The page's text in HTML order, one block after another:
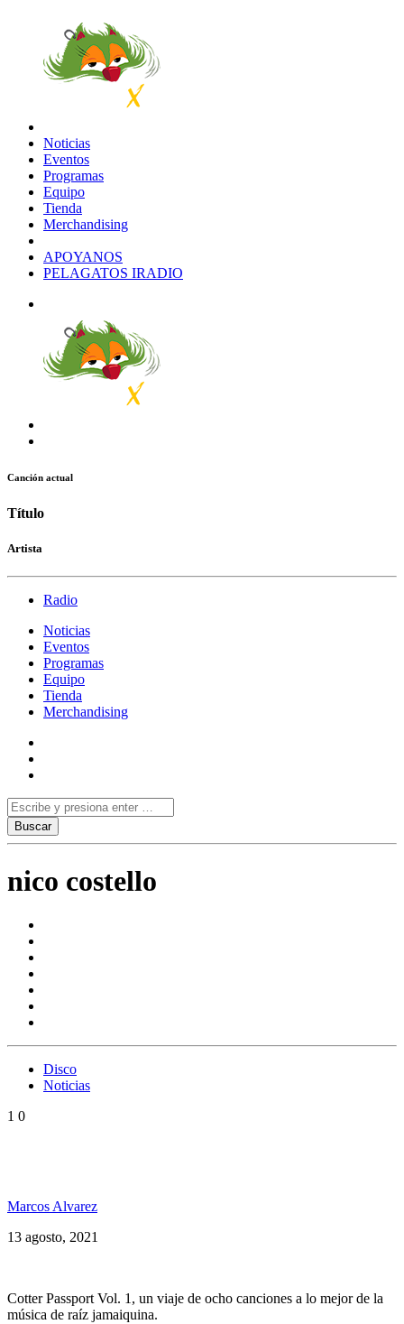
Noticias
Eventos
Programas
Equipo
Tienda
Merchandising
APOYANOS
PELAGATOS IRADIO
Canción actual
Título
Artista
Radio
Noticias
Eventos
Programas
Equipo
Tienda
Merchandising
nico costello
Disco
Noticias
1 0
Marcos Alvarez
13 agosto, 2021
Cotter Passport Vol. 1, un viaje de ocho canciones a lo mejor de la
música de raíz jamaiquina.